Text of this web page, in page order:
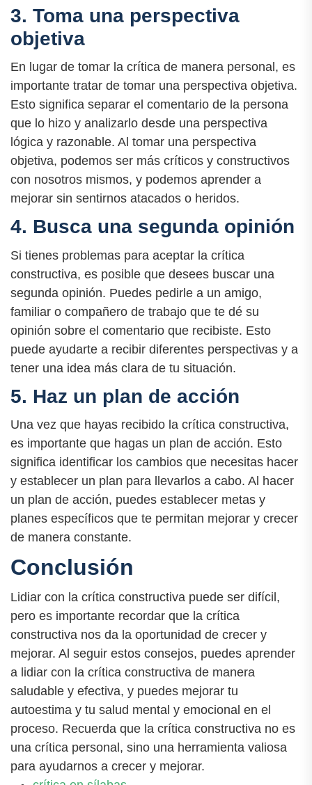
3. Toma una perspectiva
objetiva
En lugar de tomar la crítica de manera personal, es
importante tratar de tomar una perspectiva objetiva.
Esto significa separar el comentario de la persona
que lo hizo y analizarlo desde una perspectiva
lógica y razonable. Al tomar una perspectiva
objetiva, podemos ser más críticos y constructivos
con nosotros mismos, y podemos aprender a
mejorar sin sentirnos atacados o heridos.
4. Busca una segunda opinión
Si tienes problemas para aceptar la crítica
constructiva, es posible que desees buscar una
segunda opinión. Puedes pedirle a un amigo,
familiar o compañero de trabajo que te dé su
opinión sobre el comentario que recibiste. Esto
puede ayudarte a recibir diferentes perspectivas y a
tener una idea más clara de tu situación.
5. Haz un plan de acción
Una vez que hayas recibido la crítica constructiva,
es importante que hagas un plan de acción. Esto
significa identificar los cambios que necesitas hacer
y establecer un plan para llevarlos a cabo. Al hacer
un plan de acción, puedes establecer metas y
planes específicos que te permitan mejorar y crecer
de manera constante.
Conclusión
Lidiar con la crítica constructiva puede ser difícil,
pero es importante recordar que la crítica
constructiva nos da la oportunidad de crecer y
mejorar. Al seguir estos consejos, puedes aprender
a lidiar con la crítica constructiva de manera
saludable y efectiva, y puedes mejorar tu
autoestima y tu salud mental y emocional en el
proceso. Recuerda que la crítica constructiva no es
una crítica personal, sino una herramienta valiosa
para ayudarnos a crecer y mejorar.